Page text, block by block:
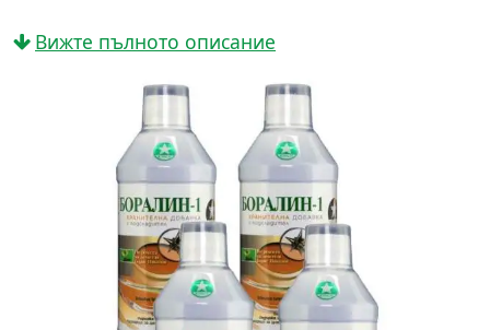
Вижте пълното описание